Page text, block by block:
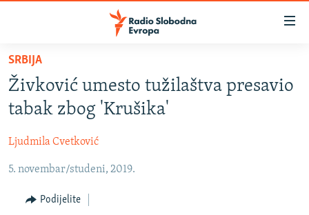
Pređite
na
glavni
sadržaj
na
navigaciju
Pređite
VIJESTI
BOSNA I HERCEGOVINA
KOSOVO
CRNA GORA
VIZUELNO
SRBIJA
Živković umesto tužilaštva presavio
tabak zbog 'Krušika'
Ljudmila Cvetković
5. novembar/studeni, 2019.
Podijelite